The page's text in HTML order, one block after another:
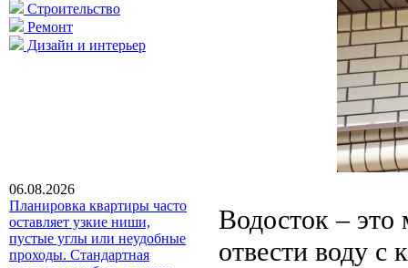
Строительство
Ремонт
Дизайн и интерьер
06.08.2026
Планировка квартиры часто
оставляет узкие ниши,
пустые углы или неудобные
проходы. Стандартная
Водосток – это
отвести воду